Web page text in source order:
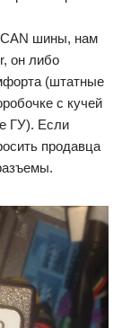
шины, нам
он либо
(штатные
с кучей
ГУ). Если
продавца